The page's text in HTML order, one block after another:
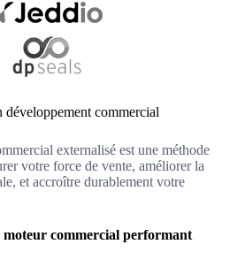
commercial
externalisé est une méthode
votre force de vente, améliorer la
et accroître durablement votre
moteur commercial performant